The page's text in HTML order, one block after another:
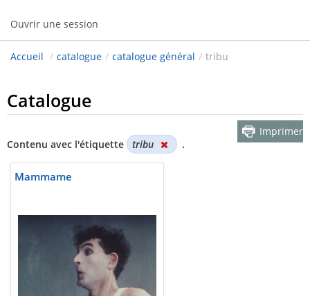
Ouvrir une session
Accueil / catalogue / catalogue général / tribu
Catalogue
Contenu avec l'étiquette tribu .
Imprimer
Mammame